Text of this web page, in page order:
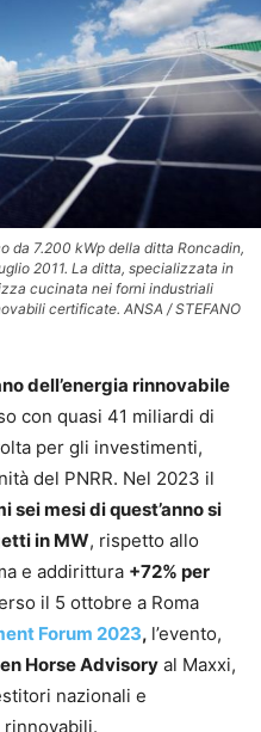
da 7.200 kWp della ditta Roncadin,
2011. La ditta, specializzata in
cucinata nei forni industriali
certificate. ANSA / STEFANO
dell’energia rinnovabile
con quasi 41 miliardi di
per gli investimenti,
del PNRR. Nel 2023 il
sei mesi di quest’anno si
in MW, rispetto allo
e addirittura +72% per
il 5 ottobre a Roma
Forum 2023, l’evento,
Horse Advisory al Maxxi,
nazionali e